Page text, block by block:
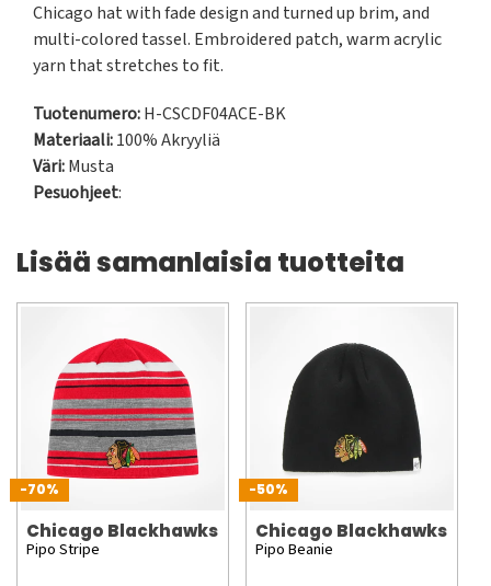
Chicago hat with fade design and turned up brim, and
multi-colored tassel. Embroidered patch, warm acrylic
yarn that stretches to fit.
Tuotenumero:H-CSCDF04ACE-BK
Materiaali:100% Akryyliä
Väri:Musta
Pesuohjeet:
Lisää samanlaisia tuotteita
-70%
Chicago Blackhawks
Pipo Stripe
-50%
Chicago Blackhawks
Pipo Beanie